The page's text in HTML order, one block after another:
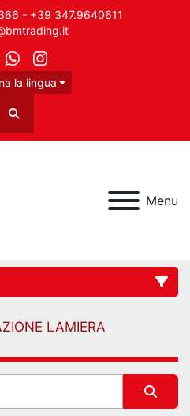
- +39 347.9640611
whatsapp
instagram
la lingua
Cerca
Menu
LAMIERA